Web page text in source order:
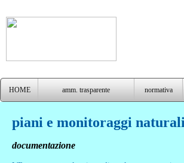
HOME amm. trasparente normativa
piani e monitoraggi
documentazione